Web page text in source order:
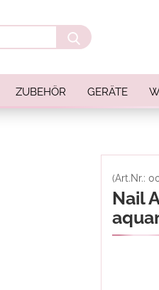
Suche...
ZUBEHÖR GERÄTE
(Art.Nr.:
Nail